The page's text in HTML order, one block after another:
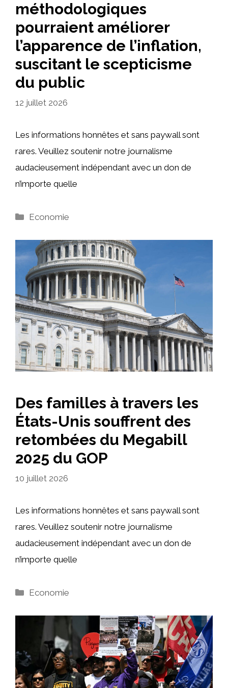
méthodologiques
pourraient améliorer
l’apparence de l’inflation,
suscitant le scepticisme
du public
12 juillet 2026
Les informations honnêtes et sans paywall sont
rares. Veuillez soutenir notre journalisme
audacieusement indépendant avec un don de
n’importe quelle
Catégories
Economie
Des familles à travers les
États-Unis souffrent des
retombées du Megabill
2025 du GOP
10 juillet 2026
Les informations honnêtes et sans paywall sont
rares. Veuillez soutenir notre journalisme
audacieusement indépendant avec un don de
n’importe quelle
Catégories
Economie